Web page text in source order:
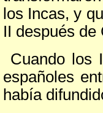
los Incas, y
II después de
Cuando los
españoles
había